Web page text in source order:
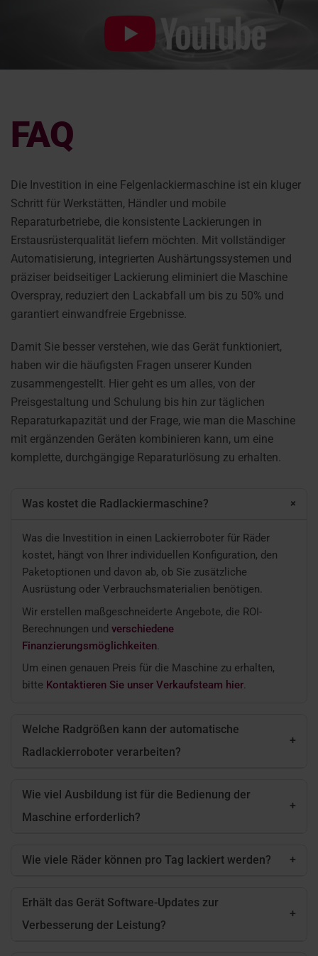
FAQ
Die Investition in eine Felgenlackiermaschine ist ein kluger
Schritt für Werkstätten, Händler und mobile
Reparaturbetriebe, die konsistente Lackierungen in
Erstausrüsterqualität liefern möchten. Mit vollständiger
Automatisierung, integrierten Aushärtungssystemen und
präziser beidseitiger Lackierung eliminiert die Maschine
Overspray, reduziert den Lackabfall um bis zu 50% und
garantiert einwandfreie Ergebnisse.
Damit Sie besser verstehen, wie das Gerät funktioniert,
haben wir die häufigsten Fragen unserer Kunden
zusammengestellt. Hier geht es um alles, von der
Preisgestaltung und Schulung bis hin zur täglichen
Reparaturkapazität und der Frage, wie man die Maschine
mit ergänzenden Geräten kombinieren kann, um eine
komplette, durchgängige Reparaturlösung zu erhalten.
Was kostet die Radlackiermaschine? +
Was die Investition in einen Lackierroboter für Räder
kostet, hängt von Ihrer individuellen Konfiguration, den
Paketoptionen und davon ab, ob Sie zusätzliche
Ausrüstung oder Verbrauchsmaterialien benötigen.
Wir erstellen maßgeschneiderte Angebote, die ROI-
Berechnungen und verschiedene
Finanzierungsmöglichkeiten.
Um einen genauen Preis für die Maschine zu erhalten,
bitte Kontaktieren Sie unser Verkaufsteam hier.
Welche Radgrößen kann der automatische
Radlackierroboter verarbeiten?
+
Wie viel Ausbildung ist für die Bedienung der
Maschine erforderlich?
+
Wie viele Räder können pro Tag lackiert werden? +
Erhält das Gerät Software-Updates zur
Verbesserung der Leistung?
+